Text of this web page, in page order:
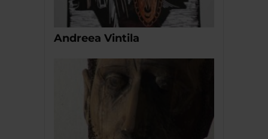
Andreea Vintila